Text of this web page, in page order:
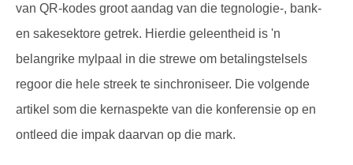
van QR-kodes groot aandag van die tegnologie-, bank-
en sakesektore getrek. Hierdie geleentheid is 'n
belangrike mylpaal in die strewe om betalingstelsels
regoor die hele streek te sinchroniseer. Die volgende
artikel som die kernaspekte van die konferensie op en
ontleed die impak daarvan op die mark.